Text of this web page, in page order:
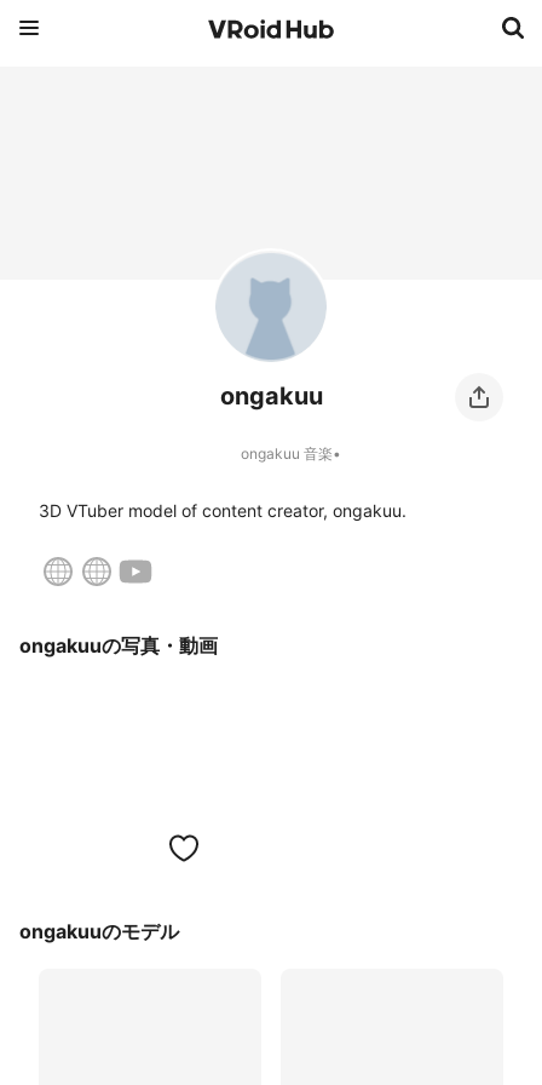
ongakuu
ongakuu 音楽•
3D VTuber model of content creator, ongakuu.
ongakuuの写真・動画
ongakuuのモデル